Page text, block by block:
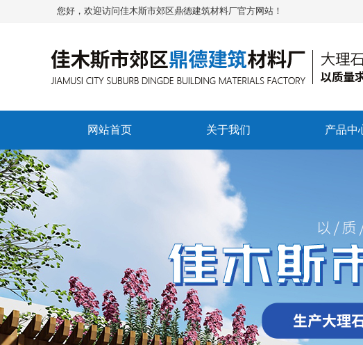
您好，欢迎访问佳木斯市郊区鼎德建筑材料厂官方网站！
网站首页 关于我们 产品中